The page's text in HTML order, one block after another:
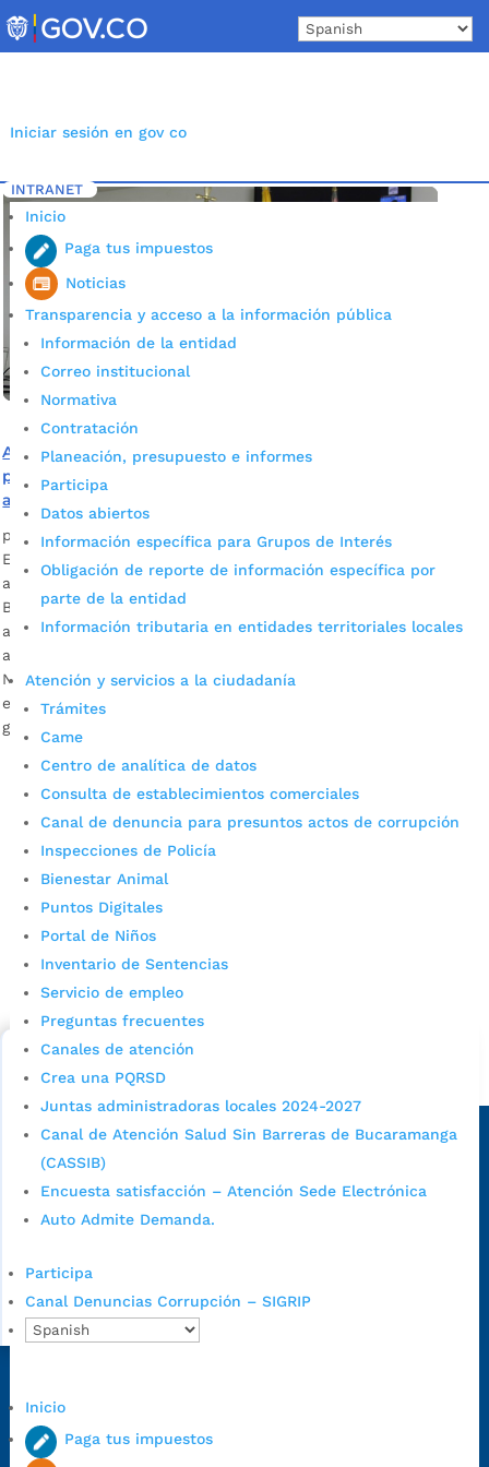
to
content
Iniciar sesión en gov co
INTRANET
Inicio
Paga tus impuestos
Noticias
Transparencia y acceso a la información pública
Información de la entidad
Correo institucional
Normativa
Contratación
Planeación, presupuesto e informes
Participa
Datos abiertos
Información específica para Grupos de Interés
Obligación de reporte de información específica por
parte de la entidad
Información tributaria en entidades territoriales locales
Atención y servicios a la ciudadanía
Trámites
Came
Centro de analítica de datos
Consulta de establecimientos comerciales
Canal de denuncia para presuntos actos de corrupción
Inspecciones de Policía
Bienestar Animal
Puntos Digitales
Portal de Niños
Inventario de Sentencias
Servicio de empleo
Preguntas frecuentes
Canales de atención
Crea una PQRSD
Juntas administradoras locales 2024-2027
Canal de Atención Salud Sin Barreras de Bucaramanga
(CASSIB)
Encuesta satisfacción – Atención Sede Electrónica
Auto Admite Demanda.
Participa
Canal Denuncias Corrupción – SIGRIP
Inicio
Paga tus impuestos
Inicio 5 Etiqueta: Retornos Humanitarios
Alcaldía de Bucaramanga se reunió con mandatarios del
país para trabajar en acciones que permitan la atención
a migrantes
por Alcaldía de Bucaramanga Jul 25, 2020 | Noticias
El diálogo constructivo permitió socializar ideas para
afrontar de manera conjunta la crisis migratoria.
Bucaramanga se destacó por los traslados humanitarios, el
albergue transitorio, y demás estrategias adelantadas para
atender las necesidades básicas de esta población. Audio:
Natalia Durán, secretaria de Desarrollo Social En un
encuentro virtual con mandatarios y representantes
gubernamentales de distintos municipios […]
Cupos Escolares Bucaramanga 2022
cupo escolar en los colegios oficiales de
Bucaramanga.
Alcaldía de Bucaramanga
Sede principal
Colombia.
Dirección Fase II:Carrera 11 # 34-52, Bucaramanga, Santander,